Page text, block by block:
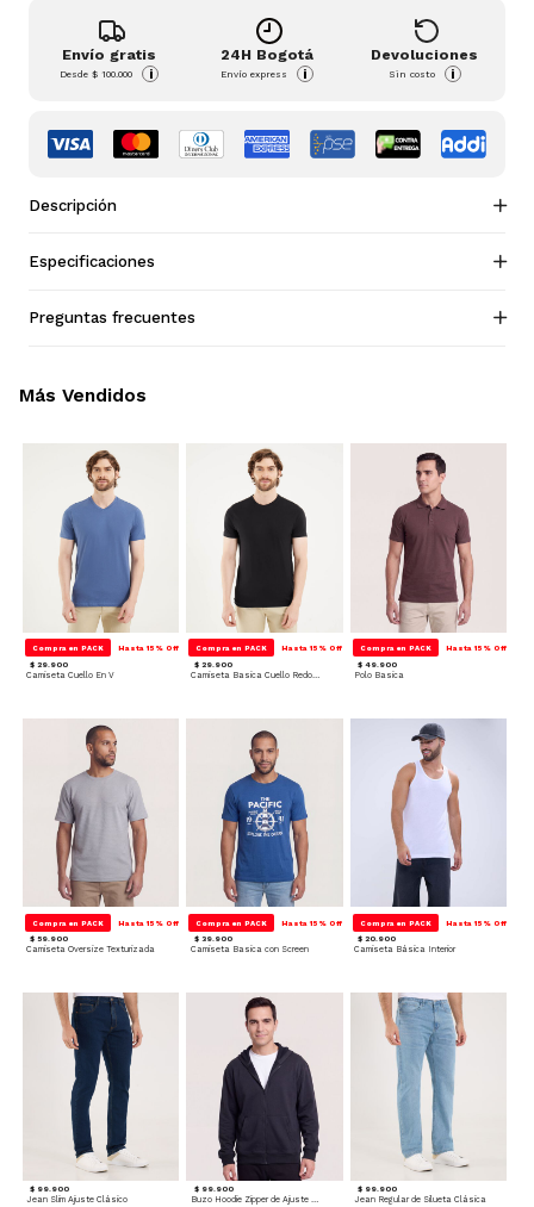
Envío gratis
Desde$ 100.000 i
24H Bogotá
Envío express i
Devoluciones
Sin costo i
Descripción
Especificaciones
Preguntas frecuentes
Compra en PACK Hasta 15% Off
$ 29.900
Camiseta Cuello En V
Compra en PACK Hasta 15% Off
$ 29.900
Camiseta Basica Cuello Redondo
Compra en PACK Hasta 15% Off
$ 49.900
Polo Basica
Compra en PACK Hasta 15% Off
$ 59.900
Camiseta Oversize Texturizada
Compra en PACK Hasta 15% Off
$ 39.900
Camiseta Basica con Screen
Compra en PACK Hasta 15% Off
$ 20.900
Camiseta Básica Interior
$ 99.900
Jean Slim Ajuste Clásico
$ 99.900
Buzo Hoodie Zipper de Ajuste Cómodo
$ 99.900
Jean Regular de Silueta Clásica
Más Vendidos